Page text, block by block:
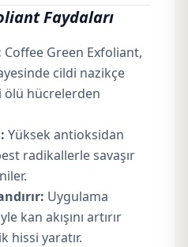
Faydaları
Coffee Green Exfoliant,
cildi nazikçe
ölü hücrelerden
Yüksek antioksidan
radikallerle savaşır
Uygulama
kan akışını artırır
hissi yaratır.